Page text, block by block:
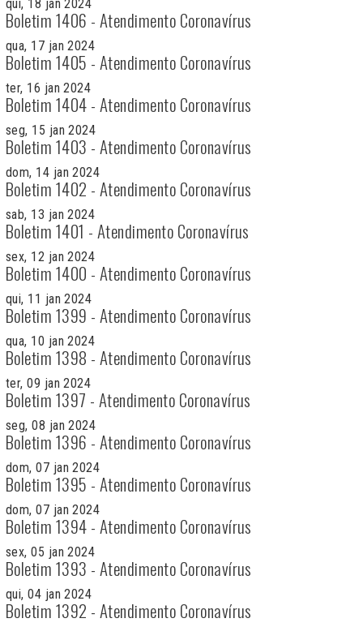
qui, 18 jan 2024
Boletim 1406 - Atendimento Coronavírus
qua, 17 jan 2024
Boletim 1405 - Atendimento Coronavírus
ter, 16 jan 2024
Boletim 1404 - Atendimento Coronavírus
seg, 15 jan 2024
Boletim 1403 - Atendimento Coronavírus
dom, 14 jan 2024
Boletim 1402 - Atendimento Coronavírus
sab, 13 jan 2024
Boletim 1401 - Atendimento Coronavírus
sex, 12 jan 2024
Boletim 1400 - Atendimento Coronavírus
qui, 11 jan 2024
Boletim 1399 - Atendimento Coronavírus
qua, 10 jan 2024
Boletim 1398 - Atendimento Coronavírus
ter, 09 jan 2024
Boletim 1397 - Atendimento Coronavírus
seg, 08 jan 2024
Boletim 1396 - Atendimento Coronavírus
dom, 07 jan 2024
Boletim 1395 - Atendimento Coronavírus
dom, 07 jan 2024
Boletim 1394 - Atendimento Coronavírus
sex, 05 jan 2024
Boletim 1393 - Atendimento Coronavírus
qui, 04 jan 2024
Boletim 1392 - Atendimento Coronavírus